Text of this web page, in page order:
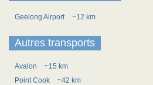
Geelong Airport ~12 km
Autres transports
Avalon
~15 km
Point Cook
~42 km